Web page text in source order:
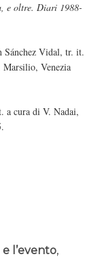
e oltre. Diari 1988-
Sánchez Vidal, tr. it.
Marsilio, Venezia
a cura di V. Nadai,
l’evento,